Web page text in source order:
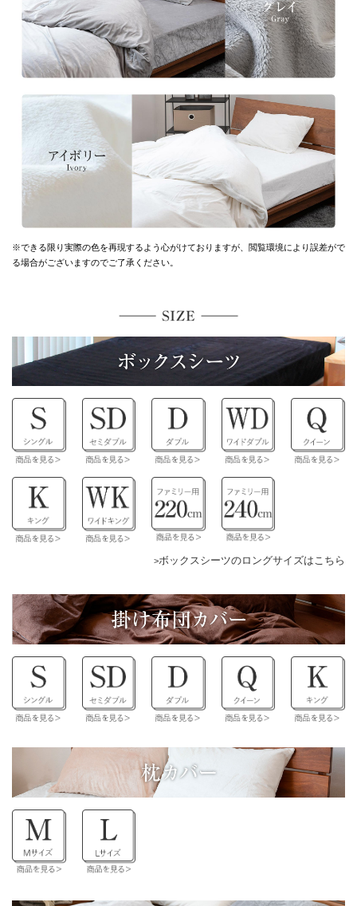
※できる限り実際の色を再現するよう心がけておりますが、 閲覧環境により誤差がで
る場合がございますのでご了承ください。
ボックスシーツのロングサイズはこちら